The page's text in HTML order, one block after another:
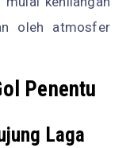
oleh atmosfer
Penentu
Laga